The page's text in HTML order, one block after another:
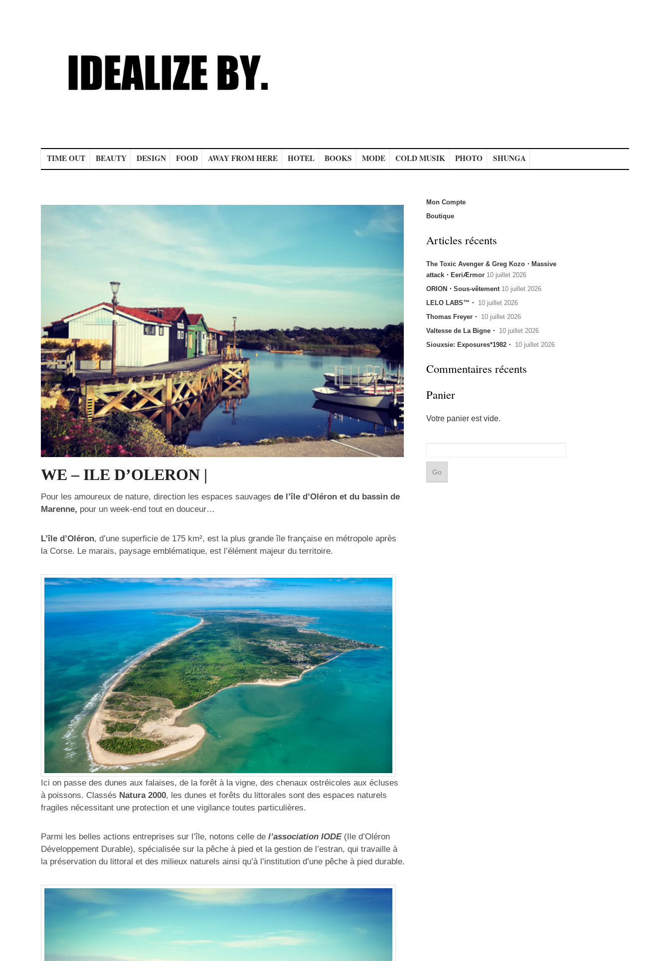
TIME OUT BEAUTY DESIGN FOOD AWAY FROM HERE HOTEL BOOKS MODE COLD MUSIK PHOTO SHUNGA
WE – ILE D’OLERON |
Pour les amoureux de nature, direction les espaces sauvages de l’île d’Oléron et du bassin de
Marenne, pour un week-end tout en douceur…
L’île d’Oléron, d’une superficie de 175 km², est la plus grande île française en métropole après
la Corse. Le marais, paysage emblématique, est l’élément majeur du territoire.
Ici on passe des dunes aux falaises, de la forêt à la vigne, des chenaux ostréicoles aux écluses
à poissons. Classés Natura 2000, les dunes et forêts du littorales sont des espaces naturels
fragiles nécessitant une protection et une vigilance toutes particulières.
Parmi les belles actions entreprises sur l’île, notons celle de l’association IODE(Ile d’Oléron
Développement Durable), spécialisée sur la pêche à pied et la gestion de l’estran, qui travaille à
la préservation du littoral et des milieux naturels ainsi qu’à l’institution d’une pêche à pied durable.
Mon Compte
Boutique
Articles récents
The Toxic Avenger & Greg Kozo・Massive
attack・EeriÆrmor 10 juillet 2026
ORION・Sous-vêtement 10 juillet 2026
LELO LABS™・ 10 juillet 2026
Thomas Freyer・ 10 juillet 2026
Valtesse de La Bigne・ 10 juillet 2026
Siouxsie: Exposures*1982・ 10 juillet 2026
Commentaires récents
Panier
Votre panier est vide.